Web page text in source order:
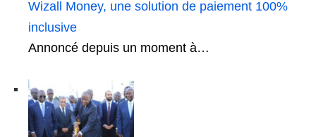
Wizall Money, une solution de paiement 100%
inclusive
Annoncé depuis un moment à…